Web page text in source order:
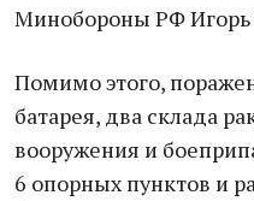
Минобороны РФ
Помимо этого,
батарея, два склада
вооружения и
6 опорных пунктов и